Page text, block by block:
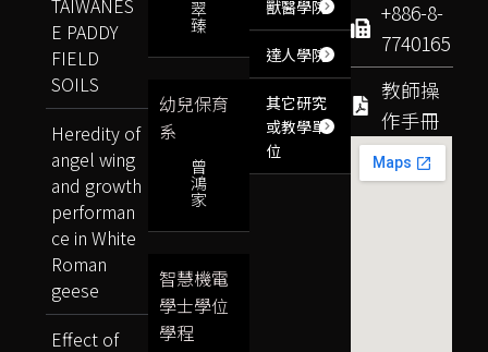
+886-8-
7740165
教師操
作手冊
獸醫學院
達人學院
其它研究
或教學單
位
翠
臻
幼兒保育
系
曾
鴻
家
智慧機電
學士學位
學程
TAIWANES
E PADDY
FIELD
SOILS
Heredity of
angel wing
and growth
performan
ce in White
Roman
geese
Effect of